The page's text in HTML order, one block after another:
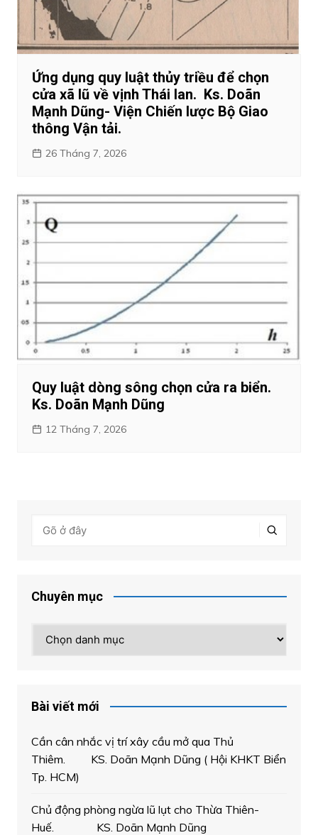
Ứng dụng quy luật thủy triều để chọn
cửa xã lũ về vịnh Thái lan. Ks. Doãn
Mạnh Dũng- Viện Chiến lược Bộ Giao
thông Vận tải.
26 Tháng 7, 2026
Quy luật dòng sông chọn cửa ra biển.
Ks. Doãn Mạnh Dũng
12 Tháng 7, 2026
Chuyên mục
mục
Bài viết mới
Cần cân nhắc vị trí xây cầu mở qua Thủ
Thiêm. KS. Doãn Mạnh Dũng ( Hội KHKT Biển
Tp. HCM)
Chủ động phòng ngừa lũ lụt cho Thừa Thiên-
Huế. KS. Doãn Mạnh Dũng